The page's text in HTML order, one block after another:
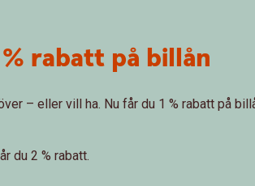
rabatt på billån
– eller vill ha. Nu får du 1 % rabatt på
du 2 % rabatt.